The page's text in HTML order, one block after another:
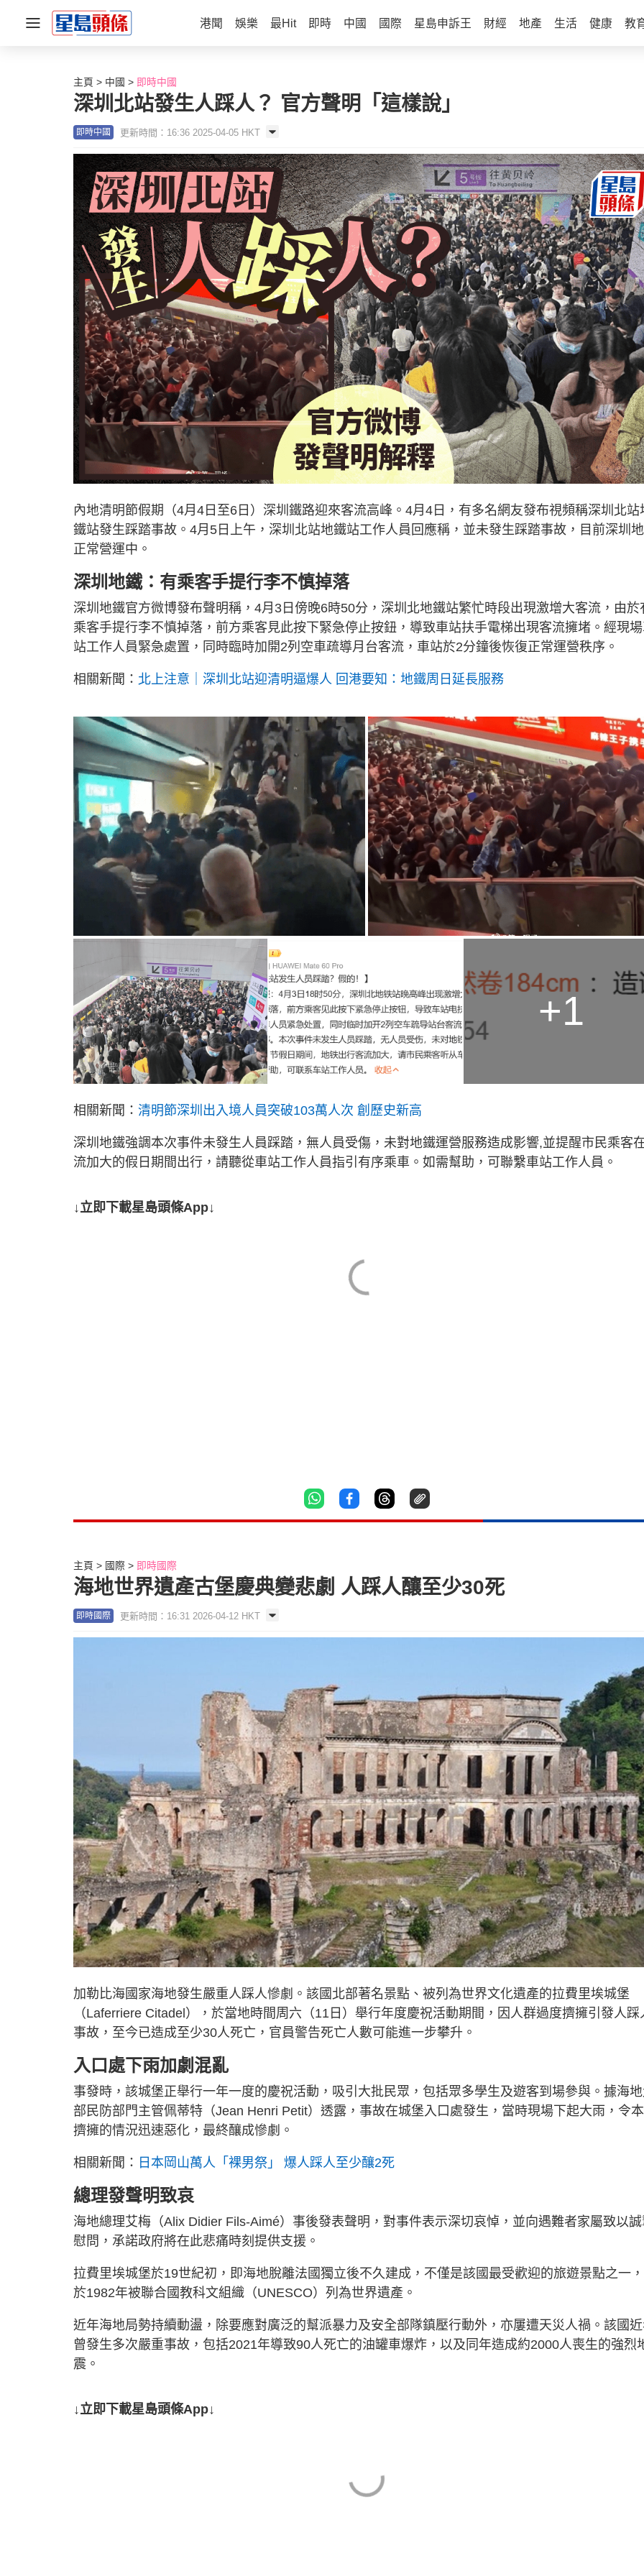
港聞 娛樂 最Hit 即時 中國 國際 星島申訴王 財經 地產 生活 健康 教
主頁 中國 即時中國
深圳北站發生人踩人？ 官方聲明「這樣說」
即時中國 更新時間：16:36 2025-04-05 HKT
內地清明節假期（4月4日至6日）深圳鐵路迎來客流高峰。4月4日，有多名網友發布視頻稱深圳北站
鐵站發生踩踏事故。4月5日上午，深圳北站地鐵站工作人員回應稱，並未發生踩踏事故，目前深圳
正常營運中。
深圳地鐵：有乘客手提行李不慎掉落
深圳地鐵官方微博發布聲明稱，4月3日傍晚6時50分，深圳北地鐵站繁忙時段出現激增大客流，由於
乘客手提行李不慎掉落，前方乘客見此按下緊急停止按鈕，導致車站扶手電梯出現客流擁堵。經現
站工作人員緊急處置，同時臨時加開2列空車疏導月台客流，車站於2分鐘後恢復正常運營秩序。
相關新聞： 北上注意｜深圳北站迎清明逼爆人 回港要知：地鐵周日延長服務
+1
相關新聞： 清明節深圳出入境人員突破103萬人次 創歷史新高
深圳地鐵強調本次事件未發生人員踩踏，無人員受傷，未對地鐵運營服務造成影響,並提醒市民乘客
流加大的假日期間出行，請聽從車站工作人員指引有序乘車。如需幫助，可聯繫車站工作人員。
↓立即下載星島頭條App↓
主頁 國際 即時國際
海地世界遺產古堡慶典變悲劇 人踩人釀至少30死
即時國際 更新時間：16:31 2026-04-12 HKT
加勒比海國家海地發生嚴重人踩人慘劇。該國北部著名景點、被列為世界文化遺產的拉費里埃城堡
（Laferriere Citadel），於當地時間周六（11日）舉行年度慶祝活動期間，因人群過度擠擁引發人踩
事故，至今已造成至少30人死亡，官員警告死亡人數可能進一步攀升。
入口處下雨加劇混亂
事發時，該城堡正舉行一年一度的慶祝活動，吸引大批民眾，包括眾多學生及遊客到場參與。據海
部民防部門主管佩蒂特（Jean Henri Petit）透露，事故在城堡入口處發生，當時現場下起大雨，令
擠擁的情況迅速惡化，最終釀成慘劇。
相關新聞： 日本岡山萬人「裸男祭」 爆人踩人至少釀2死
總理發聲明致哀
海地總理艾梅（Alix Didier Fils-Aimé）事後發表聲明，對事件表示深切哀悼，並向遇難者家屬致以
慰問，承諾政府將在此悲痛時刻提供支援。
拉費里埃城堡於19世紀初，即海地脫離法國獨立後不久建成，不僅是該國最受歡迎的旅遊景點之一
於1982年被聯合國教科文組織（UNESCO）列為世界遺產。
近年海地局勢持續動盪，除要應對廣泛的幫派暴力及安全部隊鎮壓行動外，亦屢遭天災人禍。該國
曾發生多次嚴重事故，包括2021年導致90人死亡的油罐車爆炸，以及同年造成約2000人喪生的強烈
震。
↓立即下載星島頭條App↓